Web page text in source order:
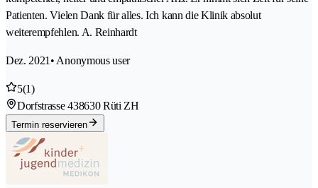
Patienten. Vielen Dank für alles. Ich kann die Klinik absolut
weiterempfehlen. A. Reinhardt
Dez. 2021 • Anonymous user
5(1)
Dorfstrasse 438630 Rüti ZH
Termin reservieren